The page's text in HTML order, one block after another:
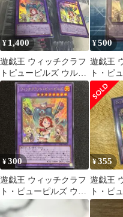
¥ 1,400
遊戯王 ウィッチクラフ
トピューピルズ ウルト
ラ
¥500
遊戯王
ト・ピ
¥300
遊戯王 ウィッチクラフ
ト・ピューピルズ ウル
トラ RV01-JP026
¥355
遊戯王
ト・ピ
ルトラ